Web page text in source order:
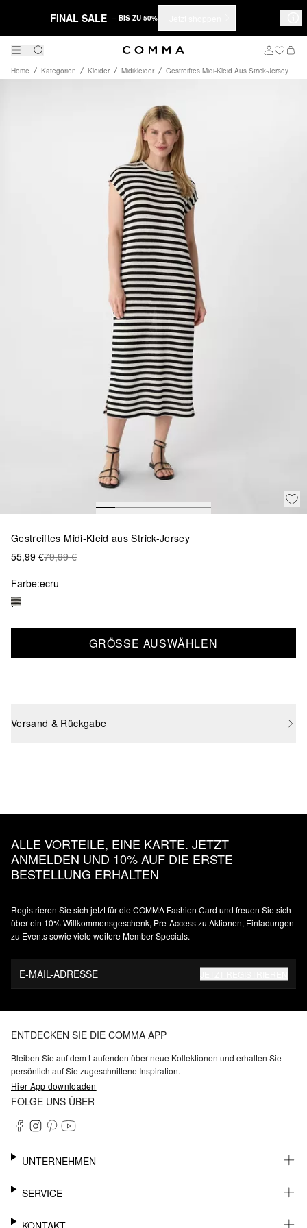
FINAL SALE – BIS ZU 50%
Home Kategorien Kleider Midikleider Gestreiftes Midi-Kleid Aus Strick-Jersey
Gestreiftes Midi-Kleid aus Strick-Jersey
55,99 €79,99 €
Farbe:ecru
GRÖSSE AUSWÄHLEN
Versand & Rückgabe
ALLE VORTEILE, EINE KARTE. JETZT
ANMELDEN UND 10% AUF DIE ERSTE
BESTELLUNG ERHALTEN
Registrieren Sie sich jetzt für die COMMA Fashion Card und freuen Sie sich
über ein 10% Willkommensgeschenk, Pre-Access zu Aktionen, Einladungen
zu Events sowie viele weitere Member Specials.
E-MAIL-ADRESSE
ENTDECKEN SIE DIE COMMA APP
Bleiben Sie auf dem Laufenden über neue Kollektionen und erhalten Sie
persönlich auf Sie zugeschnittene Inspiration.
Hier App downloaden
FOLGE UNS ÜBER
UNTERNEHMEN
KARRIERE
BARRIEREFREIHEIT
SERVICE
WHATSAPP
KONTAKT